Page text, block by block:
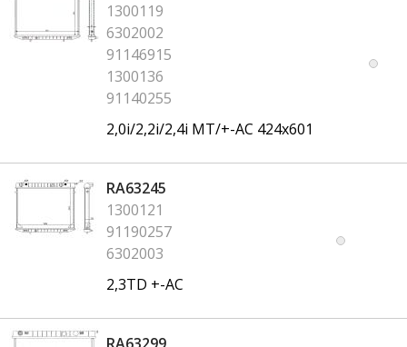
1300119
6302002
91146915
1300136
91140255
2,0i/2,2i/2,4i MT/+-AC 424x601
RA63245
1300121
91190257
6302003
2,3TD +-AC